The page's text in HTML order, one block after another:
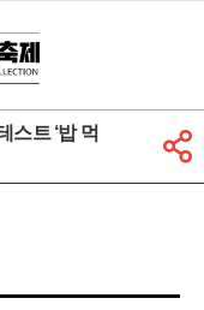
스트 ‘밥 먹